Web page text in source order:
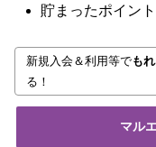
貯まったポイン
新規入会＆利用等でも
る！
マル